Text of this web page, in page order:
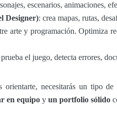
escenarios, animaciones,
Designer): crea mapas, rutas,
arte y programación. Optimiza
prueba el juego, detecta errores,
necesitarás un tipo
en equipo y un portfolio sólido